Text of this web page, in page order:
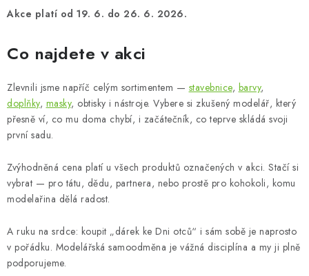
Obchodní podmínky
Podmínky ochrany osobních údajů
Převodník modelářských barev
Modelářský slovník Art Scale
FAQ
Výstavy 2026
Akce platí od 19. 6. do 26. 6. 2026.
Co najdete v akci
Zlevnili jsme napříč celým sortimentem — stavebnice, barvy,
doplňky, masky, obtisky i nástroje. Vybere si zkušený modelář, který
přesně ví, co mu doma chybí, i začátečník, co teprve skládá svoji
první sadu.
Zvýhodněná cena platí u všech produktů označených v akci. Stačí si
vybrat — pro tátu, dědu, partnera, nebo prostě pro kohokoli, komu
modelařina dělá radost.
A ruku na srdce: koupit „dárek ke Dni otců“ i sám sobě je naprosto
v pořádku. Modelářská samoodměna je vážná disciplína a my ji plně
podporujeme.